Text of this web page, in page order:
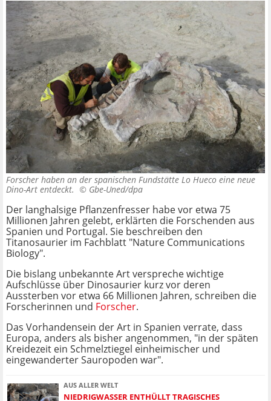
Forscher haben an der spanischen Fundstätte Lo Hueco eine neue
Dino-Art entdeckt. © Gbe-Uned/dpa
Der langhalsige Pflanzenfresser habe vor etwa 75
Millionen Jahren gelebt, erklärten die Forschenden aus
Spanien und Portugal. Sie beschreiben den
Titanosaurier im Fachblatt "Nature Communications
Biology".
Die bislang unbekannte Art verspreche wichtige
Aufschlüsse über Dinosaurier kurz vor deren
Aussterben vor etwa 66 Millionen Jahren, schreiben die
Forscherinnen und Forscher.
Das Vorhandensein der Art in Spanien verrate, dass
Europa, anders als bisher angenommen, "in der späten
Kreidezeit ein Schmelztiegel einheimischer und
eingewanderter Sauropoden war".
AUS ALLER WELT
NIEDRIGWASSER ENTHÜLLT TRAGISCHES